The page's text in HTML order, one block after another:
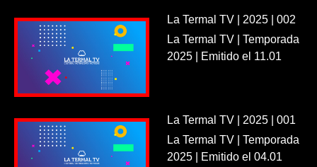
La Termal TV | 2025 | 002
La Termal TV | Temporada
2025 | Emitido el 11.01
La Termal TV | 2025 | 001
La Termal TV | Temporada
2025 | Emitido el 04.01